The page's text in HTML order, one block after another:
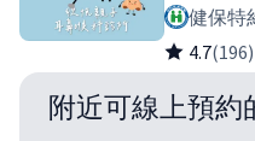
我
健保特
4.7(196)
附近可線上預約